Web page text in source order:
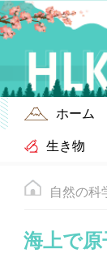
ホーム
生き物
自然の科
海上で